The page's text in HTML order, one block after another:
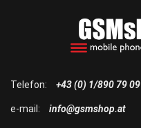
Telefon: +43 (0) 1/890 79 09
e-mail: info@gsmshop.at